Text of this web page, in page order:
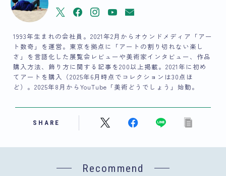
1993年生まれの会社員。2021年2月からオウンドメディア「アー
ト数奇」を運営。東京を拠点に「アートの割り切れない楽し
さ」を言語化した展覧会レビューや美術家インタビュー、作品
購入方法、飾り方に関する記事を200以上掲載。2021年に初め
てアートを購入（2025年6月時点でコレクションは30点ほ
ど）。2025年8月からYouTube「美術どうでしょう」始動。
SHARE
Recommend